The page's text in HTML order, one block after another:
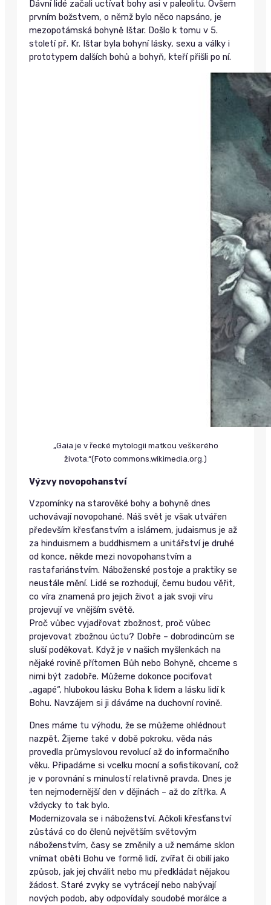
Dávní lidé začali uctívat bohy asi v paleolitu. Ovšem
prvním božstvem, o němž bylo něco napsáno, je
mezopotámská bohyně Ištar. Došlo k tomu v 5.
století př. Kr. Ištar byla bohyní lásky, sexu a války i
prototypem dalších bohů a bohyň, kteří přišli po ní.
„Gaia je v řecké mytologii matkou veškerého
života.“(Foto commons.wikimedia.org.)
Výzvy novopohanství
Vzpomínky na starověké bohy a bohyně dnes
uchovávají novopohané. Náš svět je však utvářen
především křesťanstvím a islámem, judaismus je až
za hinduismem a buddhismem a unitářství je druhé
od konce, někde mezi novopohanstvím a
rastafariánstvím. Náboženské postoje a praktiky se
neustále mění. Lidé se rozhodují, čemu budou věřit,
co víra znamená pro jejich život a jak svoji víru
projevují ve vnějším světě.
Proč vůbec vyjadřovat zbožnost, proč vůbec
projevovat zbožnou úctu? Dobře – dobrodincům se
sluší poděkovat. Když je v našich myšlenkách na
nějaké rovině přítomen Bůh nebo Bohyně, chceme s
nimi být zadobře. Můžeme dokonce pociťovat
„agapé“, hlubokou lásku Boha k lidem a lásku lidí k
Bohu. Navzájem si ji dáváme na duchovní rovině.
Dnes máme tu výhodu, že se můžeme ohlédnout
nazpět. Žijeme také v době pokroku, věda nás
provedla průmyslovou revolucí až do informačního
věku. Připadáme si vcelku mocní a sofistikovaní, což
je v porovnání s minulostí relativně pravda. Dnes je
ten nejmodernější den v dějinách – až do zítřka. A
vždycky to tak bylo.
Modernizovala se i náboženství. Ačkoli křesťanství
zůstává co do členů největším světovým
náboženstvím, časy se změnily a už nemáme sklon
vnímat oběti Bohu ve formě lidí, zvířat či obilí jako
způsob, jak jej chválit nebo mu předkládat nějakou
žádost. Staré zvyky se vytrácejí nebo nabývají
nových podob, aby odpovídaly soudobé morálce a